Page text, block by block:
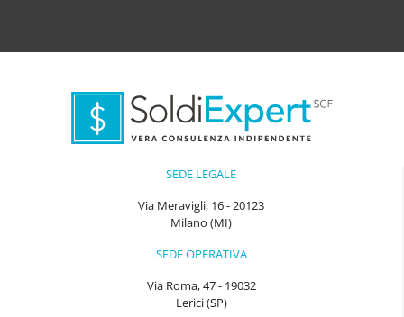
SEDE LEGALE
Via Meravigli, 16 - 20123
Milano (MI)
SEDE OPERATIVA
Via Roma, 47 - 19032
Lerici (SP)